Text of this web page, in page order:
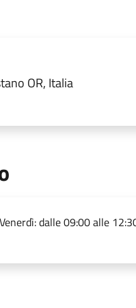
OR, Italia
dalle 09:00 alle